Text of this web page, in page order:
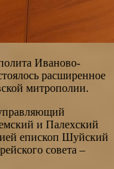
Иваново-
расширенное
митрополии.
и Палехский
епископ Шуйский
совета –